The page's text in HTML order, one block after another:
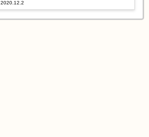
c）
2020.12.2